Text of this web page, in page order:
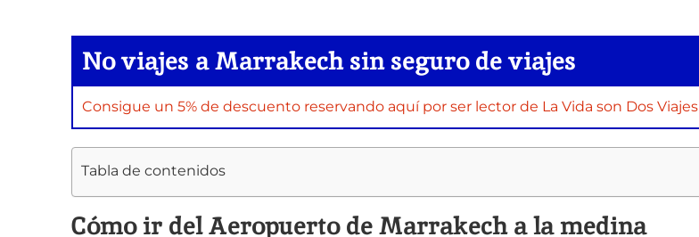
No viajes a Marrakech sin seguro de viajes
Consigue un 5% de descuento reservando aquí por ser lector de La Vida son Dos Viajes
Tabla de contenidos
Cómo ir del Aeropuerto de Marrakech a la medina